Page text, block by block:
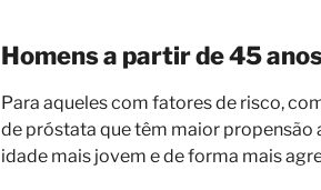
Homens a partir de 45
Para aqueles com fatores de risco,
de próstata que têm maior propensão
idade mais jovem e de forma mais